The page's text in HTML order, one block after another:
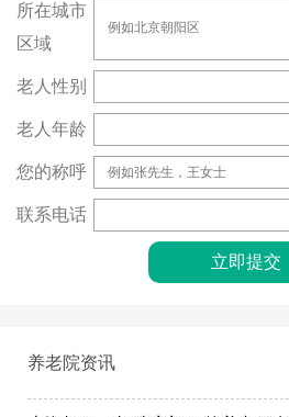
所在城市
区域
老人性别
老人年龄
您的称呼
联系电话
养老院资讯